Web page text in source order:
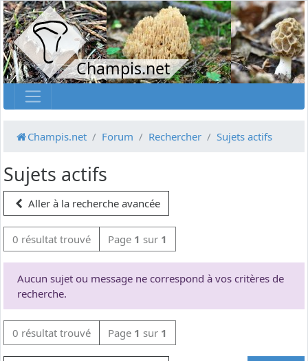
Champis.net
Champis.net Forum Rechercher Sujets actifs
Sujets actifs
Aller à la recherche avancée
0 résultat trouvé Page 1 sur 1
Aucun sujet ou message ne correspond à vos critères de
recherche.
0 résultat trouvé Page 1 sur 1